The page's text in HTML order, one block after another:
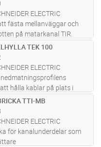
till bordet
ELECTRIC
fästa mellanväggar och
på matarkanal TIR.
TEK 100
ELECTRIC
hålla kablar på plats i
Passar till
TTI-MB
ELECTRIC
för kanalunderdelar som